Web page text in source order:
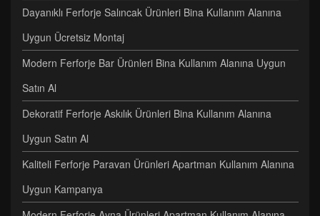
Dayanıklı Ferforje Salıncak Ürünleri Bina Kullanım Alanına
Uygun Ücretsiz Montaj
Modern Ferforje Bar Ürünleri Bina Kullanım Alanına Uygun
Satın Al
Dekoratif Ferforje Askılık Ürünleri Bina Kullanım Alanına
Uygun Satın Al
Kaliteli Ferforje Paravan Ürünleri Apartman Kullanım Alanına
Uygun Kampanya